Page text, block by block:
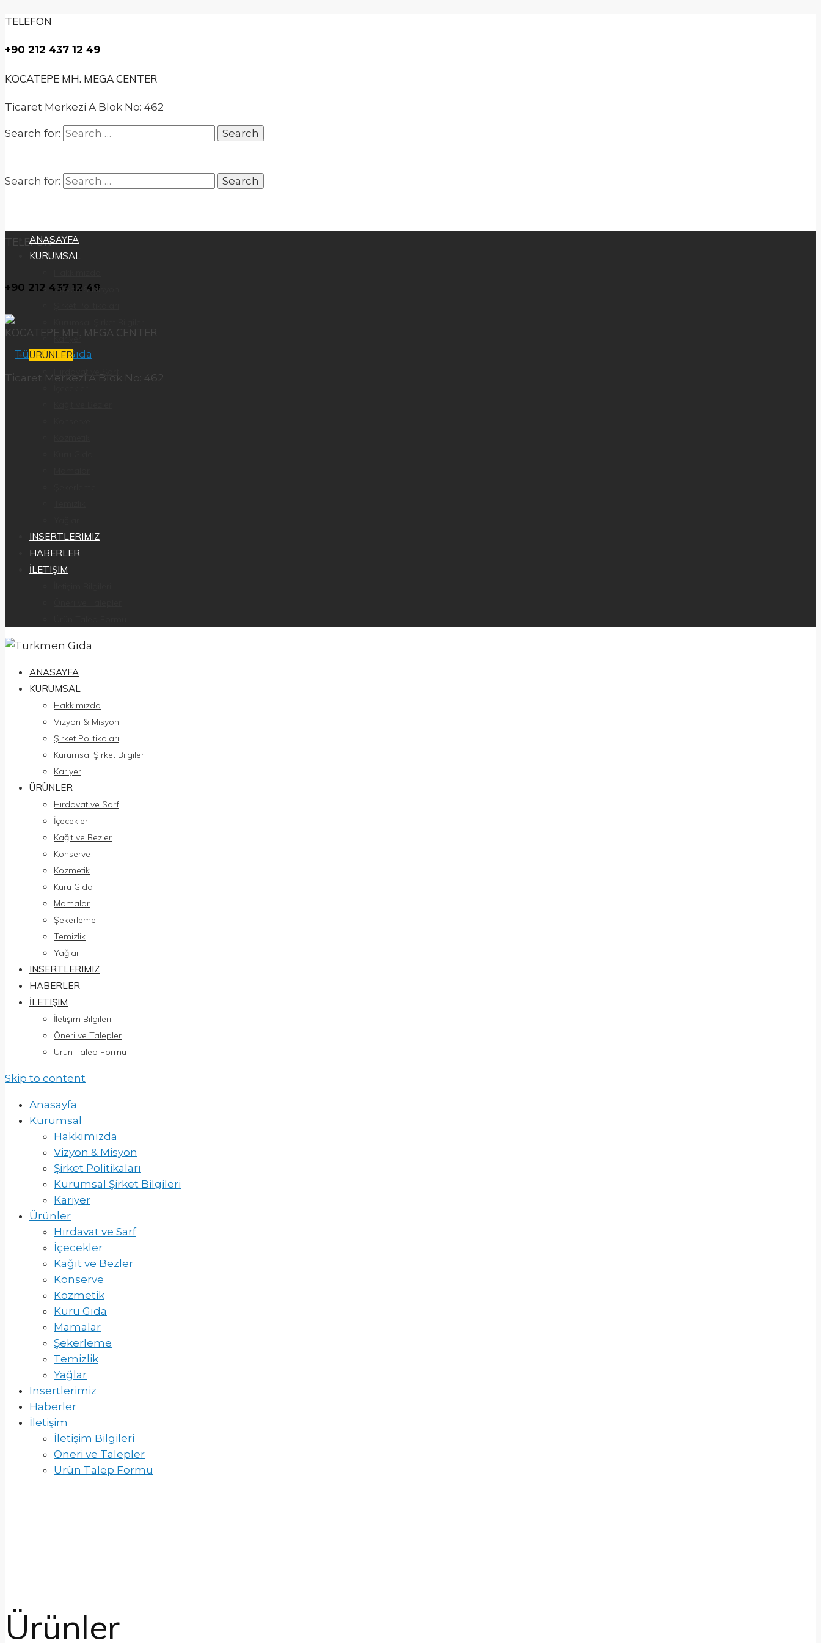
TELEFON
+90 212 437 12 49
KOCATEPE MH. MEGA CENTER
Ticaret Merkezi A Blok No: 462
Search for:
Search for:
TELEFON
+90 212 437 12 49
KOCATEPE MH. MEGA CENTER
Ticaret Merkezi A Blok No: 462
ANASAYFA
KURUMSAL
Vizyon & Misyon
Kariyer
ÜRÜNLER
Hırdavat ve Sarf
INSERTLERIMIZ
HABERLER
İLETIŞIM
ANASAYFA
KURUMSAL
Hakkımızda
Vizyon & Misyon
Şirket Politikaları
Kurumsal Şirket Bilgileri
Kariyer
ÜRÜNLER
Hırdavat ve Sarf
İçecekler
Kağıt ve Bezler
Konserve
Kozmetik
Kuru Gıda
Mamalar
Şekerleme
Temizlik
Yağlar
INSERTLERIMIZ
HABERLER
İLETIŞIM
İletişim Bilgileri
Öneri ve Talepler
Ürün Talep Formu
Skip to content
Anasayfa
Kurumsal
Hakkımızda
Vizyon & Misyon
Şirket Politikaları
Kurumsal Şirket Bilgileri
Kariyer
Ürünler
Hırdavat ve Sarf
İçecekler
Kağıt ve Bezler
Konserve
Kozmetik
Kuru Gıda
Mamalar
Şekerleme
Temizlik
Yağlar
Insertlerimiz
Haberler
İletişim
İletişim Bilgileri
Öneri ve Talepler
Ürün Talep Formu
Ürünler